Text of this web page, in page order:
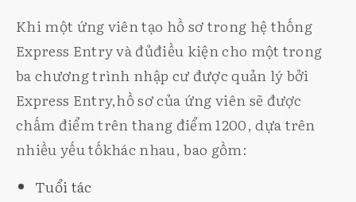
Khi một ứng viên tạo hồ sơ trong hệ thống
Express Entry và đủđiều kiện cho một trong
ba chương trình nhập cư được quản lý bởi
Express Entry,hồ sơ của ứng viên sẽ được
chấm điểm trên thang điểm 1200, dựa trên
nhiều yếu tốkhác nhau, bao gồm:
Tuổi tác